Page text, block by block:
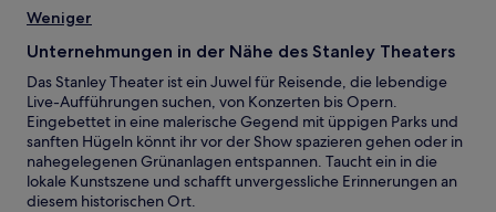
f
f
n
e
t
u
n
F
e
n
s
t
Weniger
Unternehmungen in der Nähe des Stanley Theaters
Das Stanley Theater ist ein Juwel für Reisende, die lebendige
Live-Aufführungen suchen, von Konzerten bis Opern.
Eingebettet in eine malerische Gegend mit üppigen Parks und
sanften Hügeln könnt ihr vor der Show spazieren gehen oder in
nahegelegenen Grünanlagen entspannen. Taucht ein in die
lokale Kunstszene und schafft unvergessliche Erinnerungen an
diesem historischen Ort.